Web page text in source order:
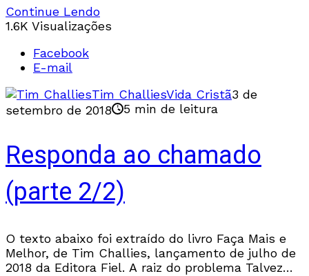
uma obediência maior e mais profunda.
Continue Lendo
1.6K Visualizações
Facebook
E-mail
Tim ChalliesVida Cristã3 de
setembro de 2018
5 min de leitura
Responda ao chamado
(parte 2/2)
O texto abaixo foi extraído do livro Faça Mais e
Melhor, de Tim Challies, lançamento de julho de
2018 da Editora Fiel. A raiz do problema Talvez